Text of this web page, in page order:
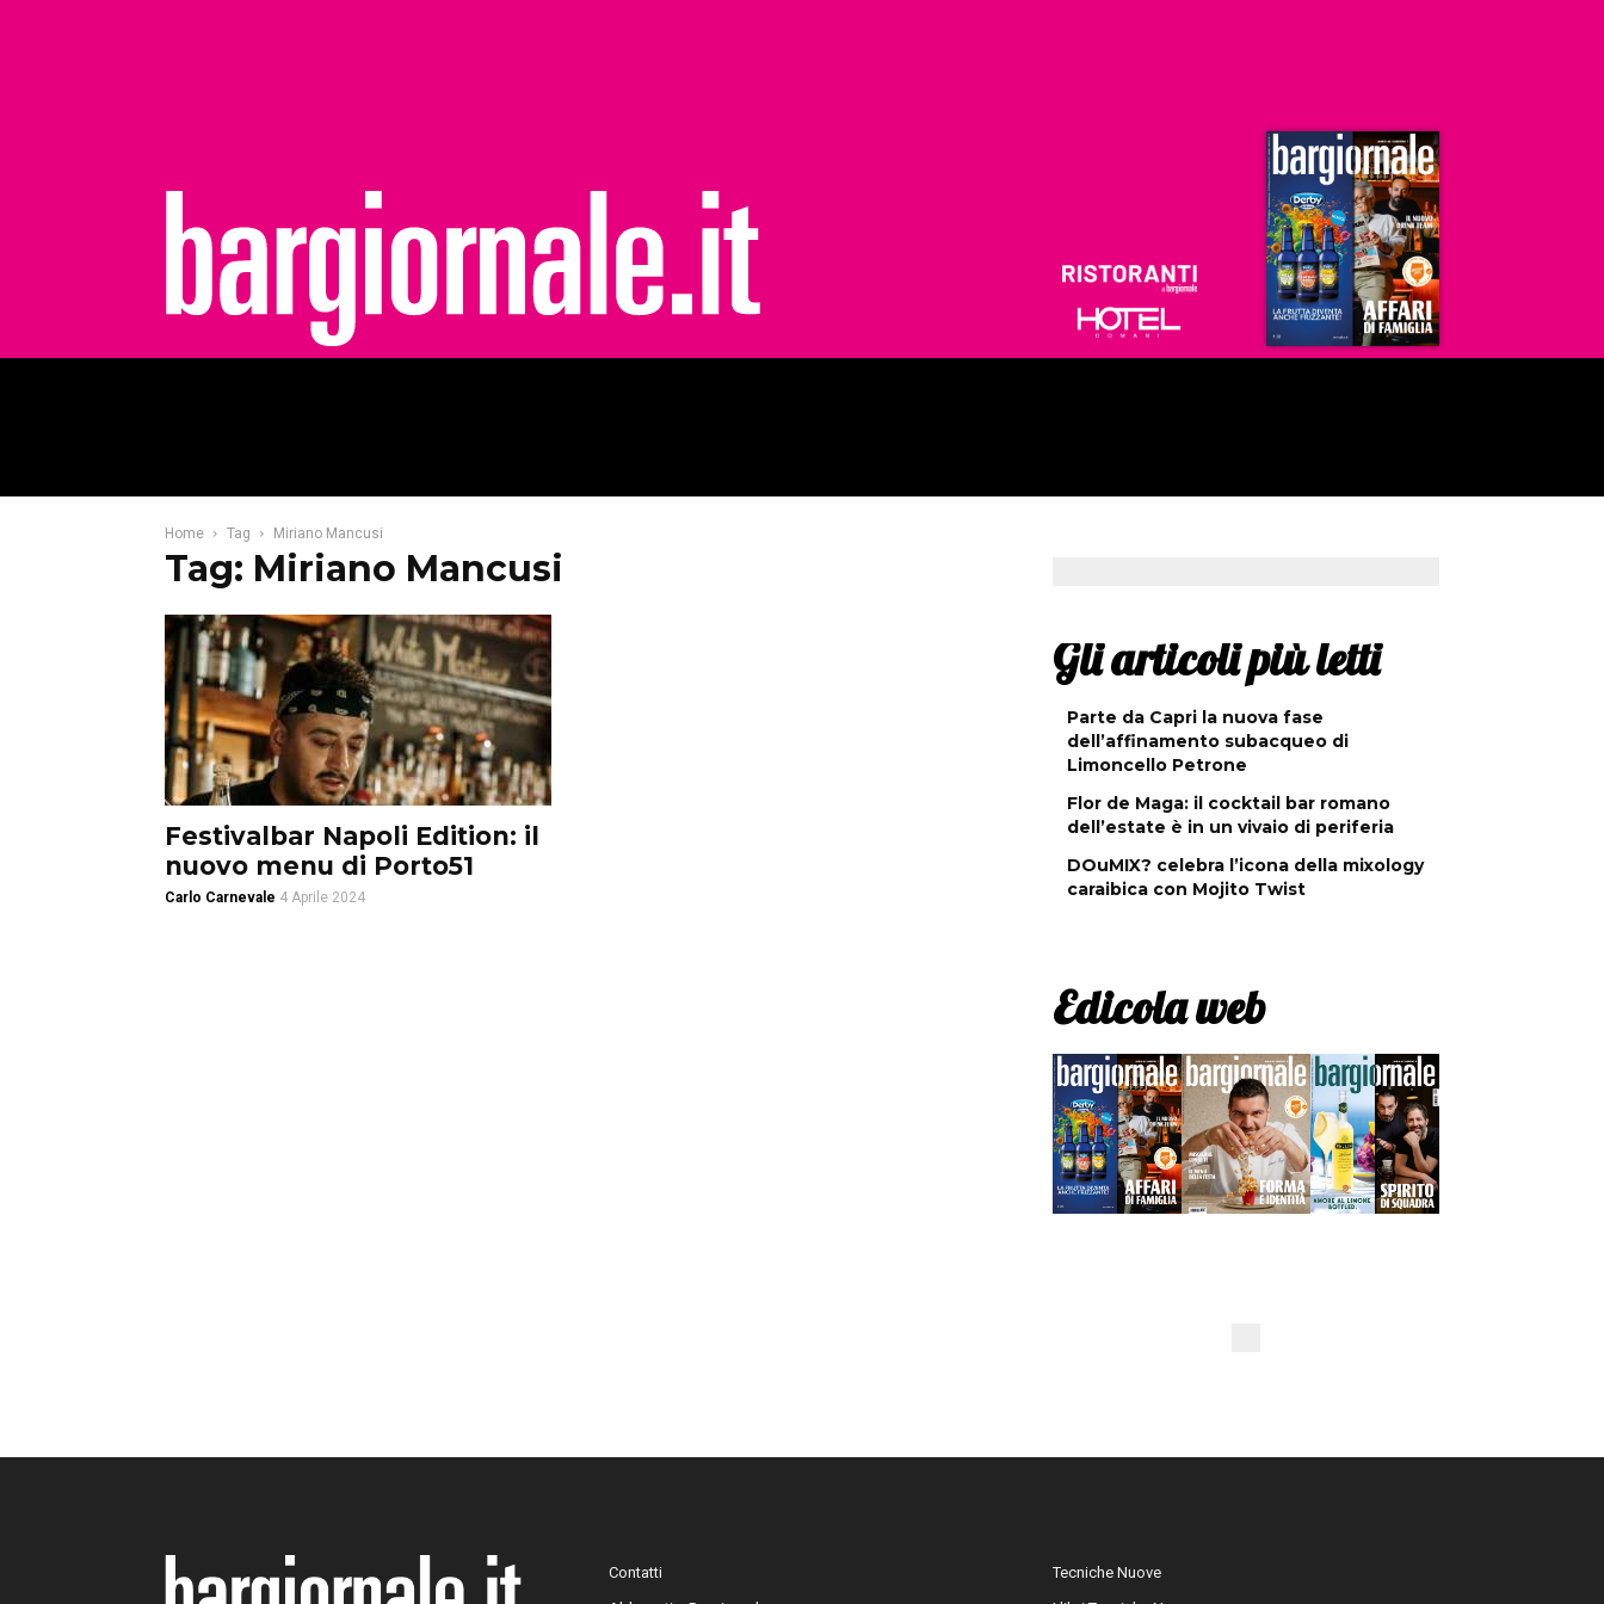
Ristoranti
Hoteldomani
Home Tag Miriano Mancusi
Tag: Miriano Mancusi
Festivalbar Napoli Edition: il
nuovo menu di Porto51
Carlo Carnevale 4 Aprile 2024
Gli articoli più letti
Parte da Capri la nuova fase
dell’affinamento subacqueo di
Limoncello Petrone
Flor de Maga: il cocktail bar romano
dell’estate è in un vivaio di periferia
DOuMIX? celebra l’icona della mixology
caraibica con Mojito Twist
Edicola web
Contatti
Tecniche Nuove